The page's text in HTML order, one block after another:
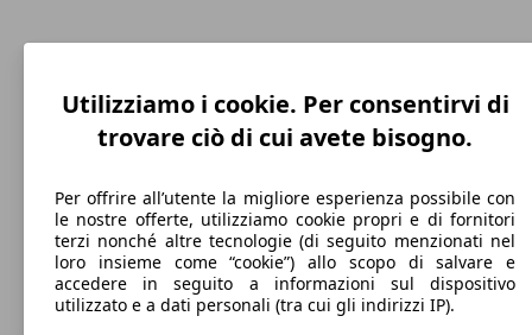
235 km/h
Velocità massima
Utilizziamo i cookie. Per consentirvi di
trovare ciò di cui avete bisogno.
Per offrire all’utente la migliore esperienza possibile con
le nostre offerte, utilizziamo cookie propri e di fornitori
terzi nonché altre tecnologie (di seguito menzionati nel
loro insieme come “cookie”) allo scopo di salvare e
accedere in seguito a informazioni sul dispositivo
utilizzato e a dati personali (tra cui gli indirizzi IP).